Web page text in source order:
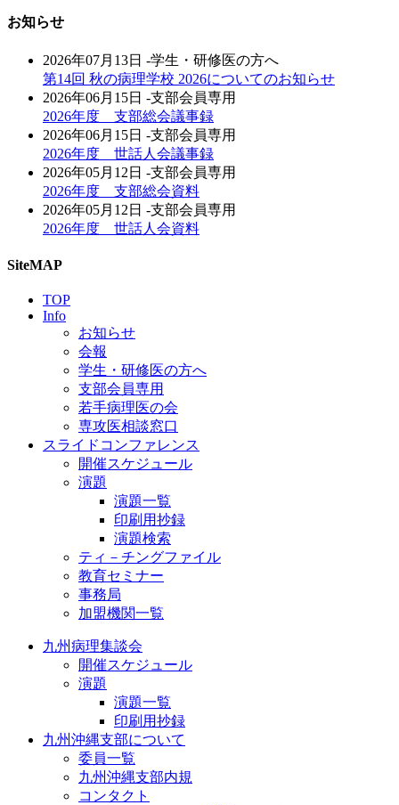
お知らせ
2026年07月13日 -学生・研修医の方へ
第14回 秋の病理学校 2026についてのお知らせ
2026年06月15日 -支部会員専用
2026年度 支部総会議事録
2026年06月15日 -支部会員専用
2026年度 世話人会議事録
2026年05月12日 -支部会員専用
2026年度 支部総会資料
2026年05月12日 -支部会員専用
2026年度 世話人会資料
SiteMAP
TOP
Info
お知らせ
会報
学生・研修医の方へ
支部会員専用
若手病理医の会
専攻医相談窓口
スライドコンファレンス
開催スケジュール
演題
演題一覧
印刷用抄録
演題検索
ティ－チングファイル
教育セミナー
事務局
加盟機関一覧
九州病理集談会
開催スケジュール
演題
演題一覧
印刷用抄録
九州沖縄支部について
委員一覧
九州沖縄支部内規
コンタクト